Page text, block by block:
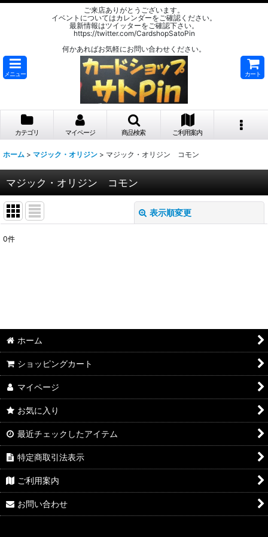
ご来店ありがとうございます。
イベントについてはカレンダーをご確認ください。
最新情報はツイッターをご確認下さい。
https://twitter.com/CardshopSatoPin
何かあればお気軽にお問い合わせください。
メニュー カート
カテゴリ マイページ 商品検索 ご利用案内
ホーム > マジック・オリジン > マジック・オリジン コモン
マジック・オリジン コモン
表示順変更
0件
ホーム
ショッピングカート
マイページ
お気に入り
最近チェックしたアイテム
特定商取引法表示
ご利用案内
お問い合わせ